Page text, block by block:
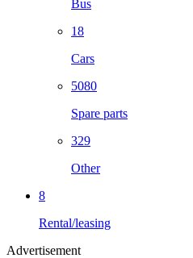
Bus
18
Cars
5080
Spare parts
329
Other
8
Rental/leasing
Advertisement